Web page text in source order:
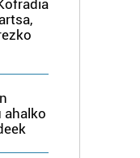
ahalko